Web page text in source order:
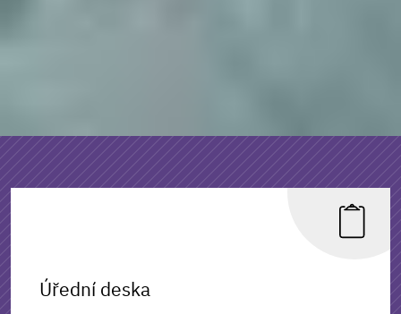
Úřední deska